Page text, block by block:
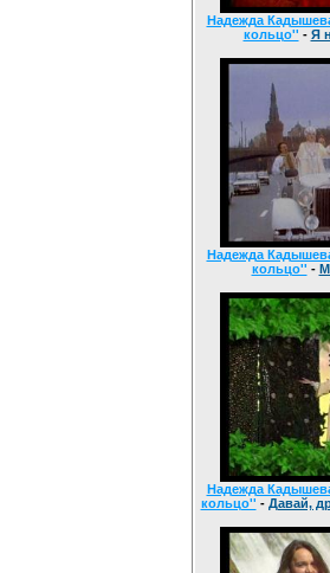
Надежда
кольцо'' - Я
Надежда
кольцо'' -
Надежда
кольцо'' - Давай,